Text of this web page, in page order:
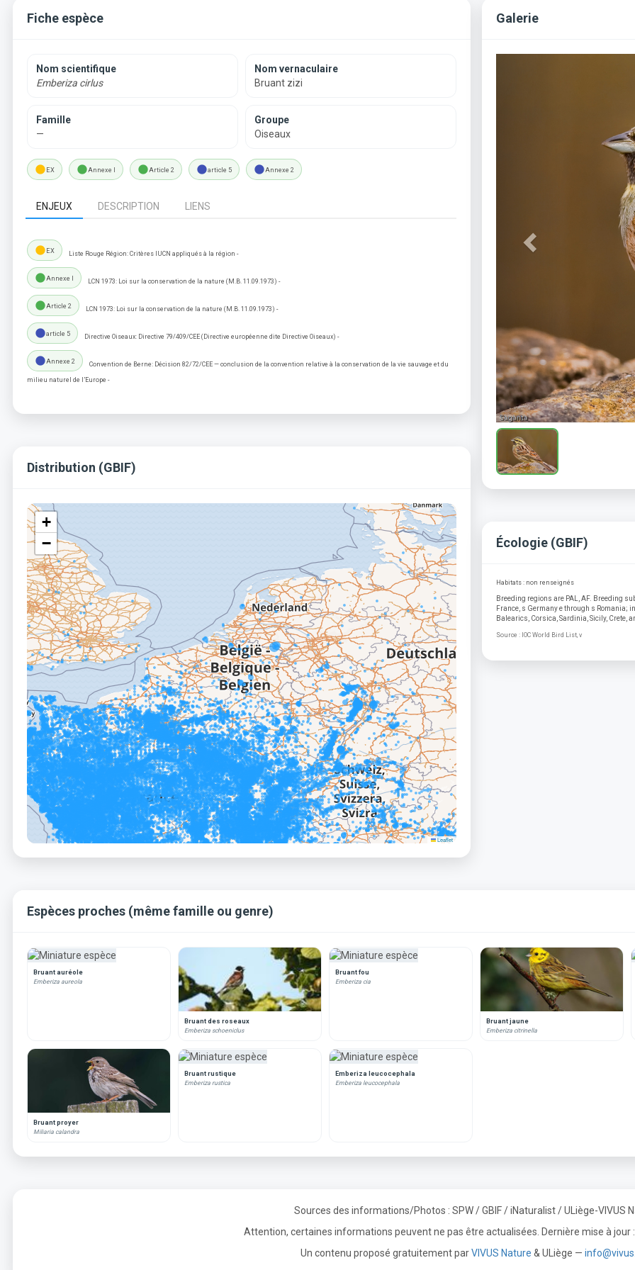
Fiche espèce
Nom scientifique
Emberiza cirlus
Nom vernaculaire
Bruant zizi
Famille
—
Groupe
Oiseaux
lensEX lensAnnexe I lensArticle 2 lensarticle 5 lensAnnexe 2
ENJEUX DESCRIPTION LIENS
lensEX Liste Rouge Région: Critères IUCN appliqués à la région -
lensAnnexe I LCN 1973: Loi sur la conservation de la nature (M.B. 11.09.1973) -
lensArticle 2 LCN 1973: Loi sur la conservation de la nature (M.B. 11.09.1973) -
lensarticle 5 Directive Oiseaux: Directive 79/409/CEE (Directive européenne dite Directive Oiseaux) -
lensAnnexe 2 Convention de Berne: Décision 82/72/CEE — conclusion de la convention relative à la conservation de la vie sauvage et du
milieu naturel de l’Europe -
Galerie
Distribution (GBIF)
+
−
Leaflet
Écologie (GBIF)
Habitats : non renseignés
Breeding regions are PAL, AF. Breeding
France, s Germany e through s Romania;
Balearics, Corsica, Sardinia, Sicily, Crete,
Source : IOC World Bird List, v
Espèces proches (même famille ou genre)
Bruant auréole
Emberiza aureola
Bruant des roseaux
Emberiza schoeniclus
Bruant fou
Emberiza cia
Bruant jaune
Emberiza citrinella
Bruant proyer
Miliaria calandra
Bruant rustique
Emberiza rustica
Emberiza leucocephala
Emberiza leucocephala
Sources des informations/Photos : SPW / GBIF / iNaturalist / ULiège-VIVUS
Attention, certaines informations peuvent ne pas être actualisées. Dernière mise à jour
Un contenu proposé gratuitement parVIVUS Nature & ULiège —